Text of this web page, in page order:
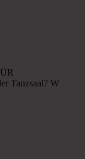
Tanzsaal? W